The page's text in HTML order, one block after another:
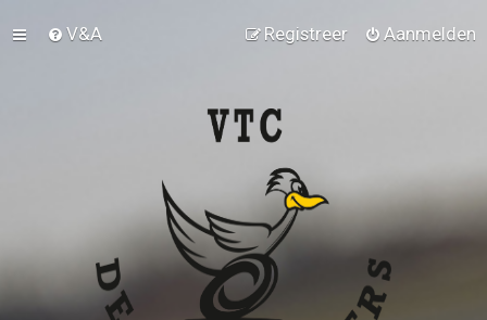
V&A Aanmelden
Registreer